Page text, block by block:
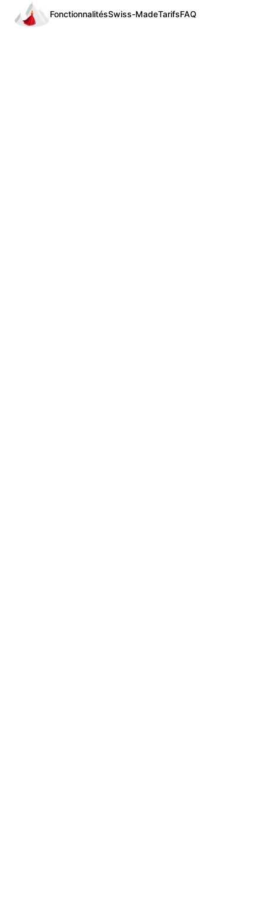
FonctionnalitésSwiss-MadeTarifsFAQ